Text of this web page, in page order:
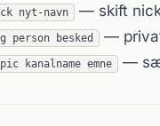
nyt-navn — skift
person besked —
kanalname emne —